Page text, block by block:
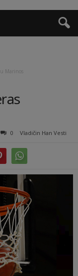
Marinos
0 Vladičin Han Vesti